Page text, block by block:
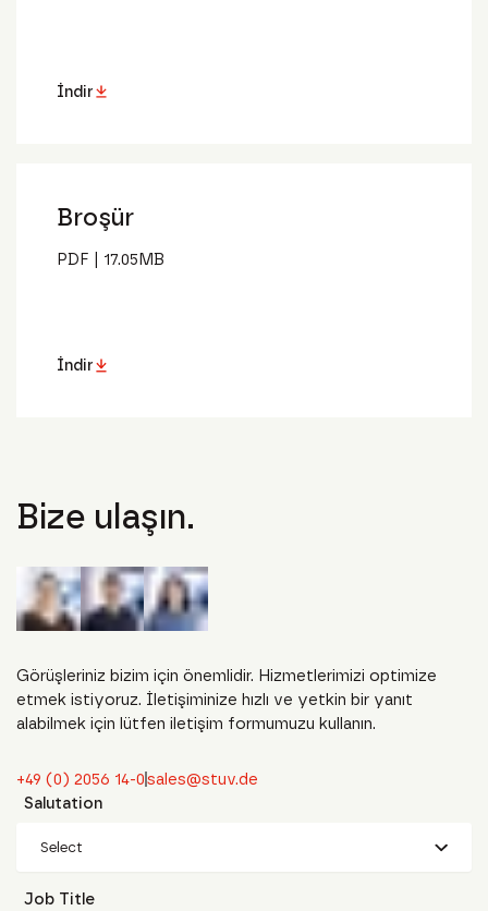
İndir
Broşür
PDF 17.05 MB
İndir
Bize ulaşın.
Görüşleriniz bizim için önemlidir. Hizmetlerimizi optimize
etmek istiyoruz. İletişiminize hızlı ve yetkin bir yanıt
alabilmek için lütfen iletişim formumuzu kullanın.
+49 (0) 2056 14-0sales@stuv.de
Salutation
Select
Job Title